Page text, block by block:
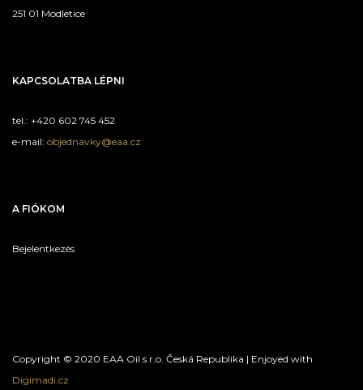
251 01 Modletice
KAPCSOLATBA LÉPNI
tel.: +420 602 745 452
e-mail: objednavky@eaa.cz
A FIÓKOM
Bejelentkezés
Copyright © 2020 EAA Oil s.r.o. Česká Republika | Enjoyed with
Digimadi.cz